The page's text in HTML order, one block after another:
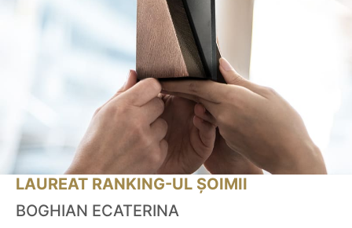
LAUREAT RANKING-UL ȘOIMII
BOGHIAN ECATERINA